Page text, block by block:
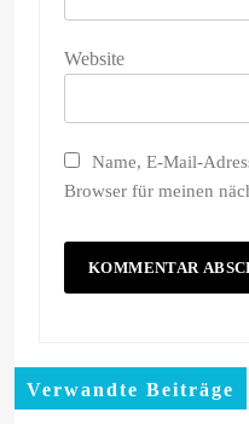
Website
Name, E-Mail-
Browser für meinen
Verwandte Beiträge